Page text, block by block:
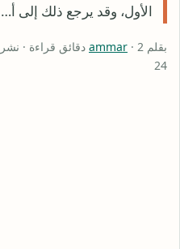
الأول، وقد يرجع ذلك إلى أ…
بقلم ammar
24